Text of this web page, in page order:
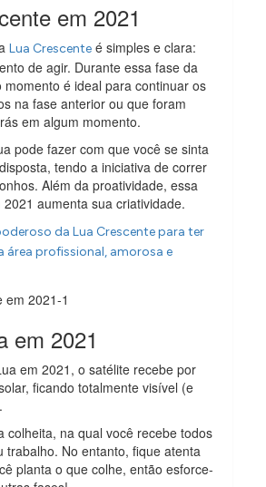
em 2021
Lua Crescente é simples e clara:
de agir. Durante essa fase da
momento é ideal para continuar os
na fase anterior ou que foram
em algum momento.
pode fazer com que você se sinta
tendo a iniciativa de correr
Além da proatividade, essa
aumenta sua criatividade.
da Lua Crescente para ter
área profissional, amorosa e
em 2021
em 2021, o satélite recebe por
ficando totalmente visível (e
colheita, na qual você recebe todos
trabalho. No entanto, fique atenta
planta o que colhe, então esforce-